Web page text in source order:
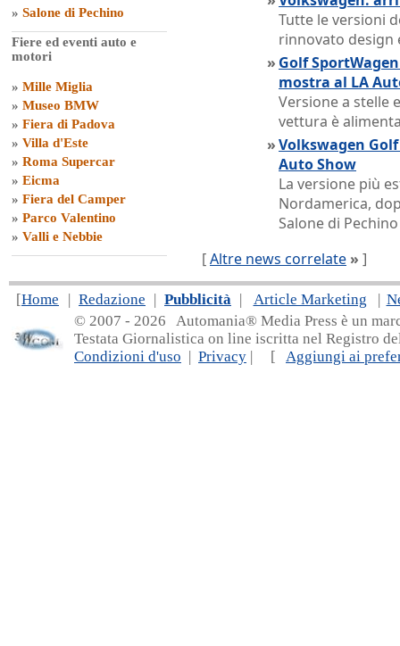
» Salone di Pechino
Fiere ed eventi auto e
motori
» Mille Miglia
» Museo BMW
» Fiera di Padova
» Villa d'Este
» Roma Supercar
» Eicma
» Fiera del Camper
» Parco Valentino
» Valli e Nebbie
Tutte le versioni
rinnovato design
» Golf
mostra al LA
Versione a stelle
vettura è
»Volkswagen Golf
Auto Show
La versione più
Nordamerica,
Salone di Pechino
[Altre news correlate » ]
[Home | Redazione | Pubblicità | Article Marketing |
© 2007 - 2026 Automania® Media Press è un
Testata Giornalistica on line iscritta nel Registro
Condizioni d'uso | Privacy | [ Aggiungi ai